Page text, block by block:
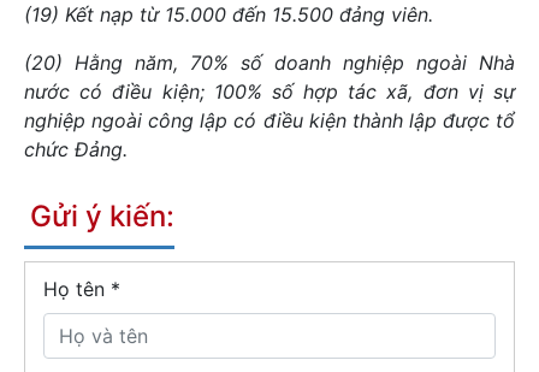
(19) Kết nạp từ 15.000 đến 15.500 đảng viên.
(20) Hằng năm, 70% số doanh nghiệp ngoài Nhà
nước có điều kiện; 100% số hợp tác xã, đơn vị sự
nghiệp ngoài công lập có điều kiện thành lập được tổ
chức Đảng.
Gửi ý kiến:
Họ tên *